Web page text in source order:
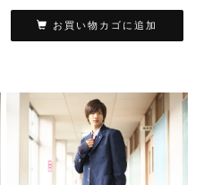
お買い物カゴに追加